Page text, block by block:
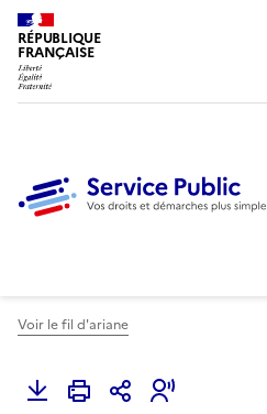
RÉPUBLIQUE
FRANÇAISE
Voir le fil d'ariane